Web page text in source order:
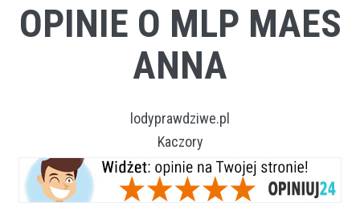
OPINIE O MLP MAES
ANNA
lodyprawdziwe.pl
Kaczory